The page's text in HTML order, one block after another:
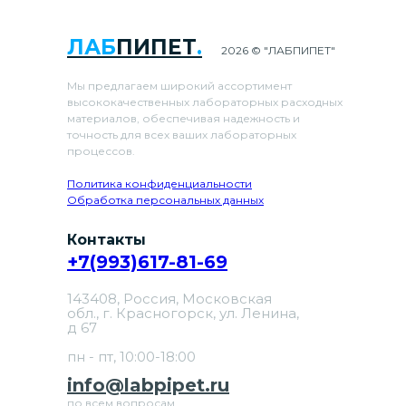
ЛАБПИПЕТ.
Мы предлагаем широкий ассортимент
высококачественных лабораторных расходных
материалов, обеспечивая надежность и
точность для всех ваших лабораторных
процессов.
Политика конфиденциальности
Обработка персональных данных
2026 © "ЛАБПИПЕТ"
Контакты
info@labpipet.ru
+7(993)617-81-69
по всем вопросам
143408, Россия, Московская
обл., г. Красногорск, ул. Ленина,
д 67
пн - пт, 10:00-18:00